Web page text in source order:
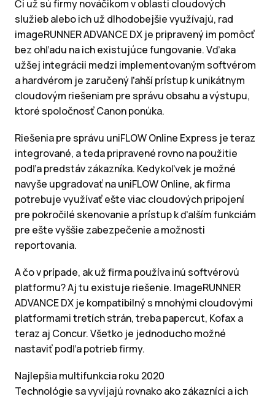
Či už sú firmy nováčikom v oblasti cloudových
služieb alebo ich už dlhodobejšie využívajú, rad
imageRUNNER ADVANCE DX je pripravený im pomôcť
bez ohľadu na ich existujúce fungovanie. Vďaka
užšej integrácii medzi implementovaným softvérom
a hardvérom je zaručený ľahší prístup k unikátnym
cloudovým riešeniam pre správu obsahu a výstupu,
ktoré spoločnosť Canon ponúka.
Riešenia pre správu uniFLOW Online Express je teraz
integrované, a teda pripravené rovno na použitie
podľa predstáv zákazníka. Kedykoľvek je možné
navyše upgradovať na uniFLOW Online, ak firma
potrebuje využívať ešte viac cloudových pripojení
pre pokročilé skenovanie a prístup k ďalším funkciám
pre ešte vyššie zabezpečenie a možnosti
reportovania.
A čo v prípade, ak už firma používa inú softvérovú
platformu? Aj tu existuje riešenie. ImageRUNNER
ADVANCE DX je kompatibilný s mnohými cloudovými
platformami tretích strán, treba papercut, Kofax a
teraz aj Concur. Všetko je jednoducho možné
nastaviť podľa potrieb firmy.
Najlepšia multifunkcia roku 2020
Technológie sa vyvíjajú rovnako ako zákazníci a ich